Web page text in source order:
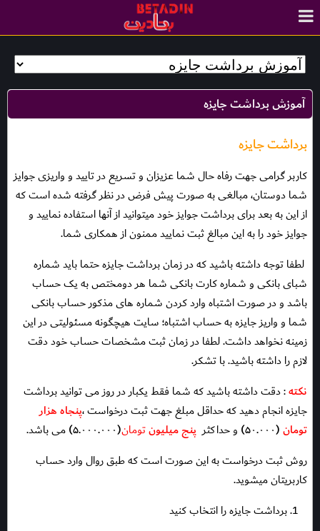
آموزش برداشت جایزه
برداشت جایزه
کاربر گرامی جهت رفاه حال شما عزیزان و تسریع در تایید و واریزی جوایز
شما دوستان، مبالغی به صورت پیش فرض در نظر گرفته شده است که
از این به بعد برای برداشت جوایز خود میتوانید از آنها استفاده نمایید و
جوایز خود را به این مبالغ ثبت نمایید ممنون از همکاری شما.
لطفا توجه داشته باشید که در زمان برداشت جایزه حتما باید شماره
شبای بانکی و شماره کارت بانکی شما هر دومختص به یک حساب
باشد و در صورت اشتباه وارد کردن شماره های مذکور حساب بانکی
شما و واریز جایزه به حساب اشتباه؛ سایت هیچگونه مسئولیتی در این
زمینه نخواهد داشت. لطفا در زمان ثبت مشخصات حساب خود دقت
لازم را داشته باشید. با تشکر.
نکته: دقت داشته باشید که شما فقط یکبار در روز می توانید برداشت
جایزه انجام دهید که حداقل مبلغ جهت ثبت درخواست ،پنجاه هزار
تومان(۵۰.۰۰۰) و حداکثر پنج میلیونتومان(۵.۰۰۰.۰۰۰)
می باشد.
روش ثبت درخواست به این صورت است که طبق روال وارد حساب
کاربریتان میشوید.
1. برداشت جایزه را انتخاب کنید